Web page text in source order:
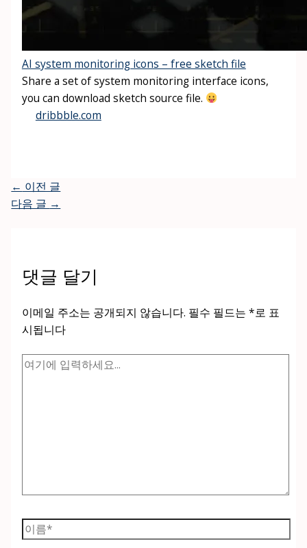
AI system monitoring icons – free sketch file
Share a set of system monitoring interface icons,
you can download sketch source file.
dribbble.com
← 이전 글
다음 글 →
댓글 달기
이메일 주소는 공개되지 않습니다. 필수 필드는 *로 표
시됩니다
여
이
름